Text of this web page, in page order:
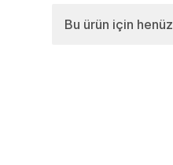
Bu ürün için